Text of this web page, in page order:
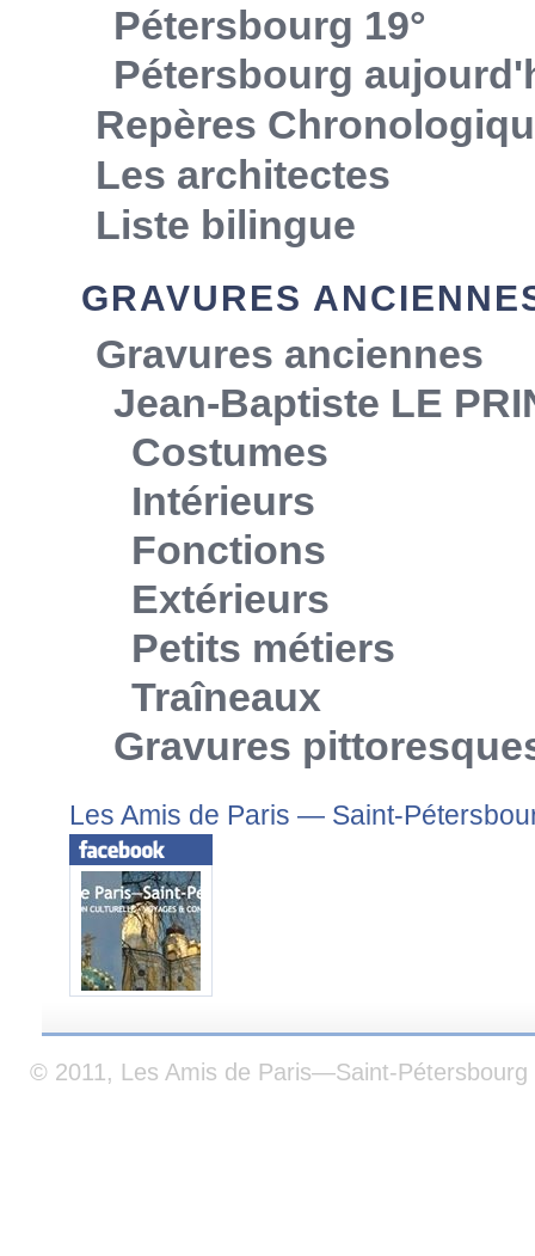
Pétersbourg 19°
Pétersbourg
Repères
Les architectes
Liste bilingue
GRAVURES
Gravures anciennes
Jean-Baptiste LE
Costumes
Intérieurs
Fonctions
Extérieurs
Petits métiers
Traîneaux
Gravures
Les Amis de Paris — Saint-
© 2011, Les Amis de Paris—Saint-Pétersbourg